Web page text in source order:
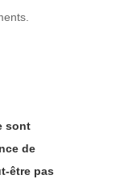
sont
de
être pas